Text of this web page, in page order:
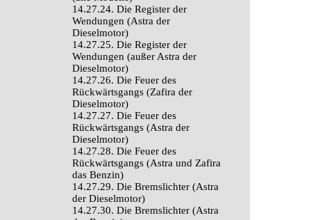
14.27.24. Die Register der
Wendungen (Astra der
Dieselmotor)
14.27.25. Die Register der
Wendungen (außer Astra der
Dieselmotor)
14.27.26. Die Feuer des
Rückwärtsgangs (Zafira der
Dieselmotor)
14.27.27. Die Feuer des
Rückwärtsgangs (Astra der
Dieselmotor)
14.27.28. Die Feuer des
Rückwärtsgangs (Astra und Zafira
das Benzin)
14.27.29. Die Bremslichter (Astra
der Dieselmotor)
14.27.30. Die Bremslichter (Astra